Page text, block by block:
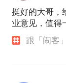
挺好的大哥，
业意见，值得
跟「闹客